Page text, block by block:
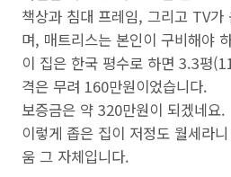
책상과 침대 프레임, 그리고 TV가
며, 매트리스는 본인이 구비해야
이 집은 한국 평수로 하면 3.3평
격은 무려 160만원이었습니다.
보증금은 약 320만원이 되겠네요.
이렇게 좁은 집이 저정도 월세라
움 그 자체입니다.